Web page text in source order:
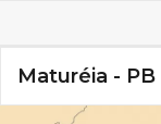
Maturéia - PB